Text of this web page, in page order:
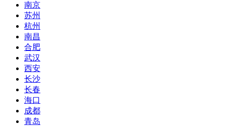
南京
苏州
杭州
南昌
合肥
武汉
西安
长沙
长春
海口
成都
青岛